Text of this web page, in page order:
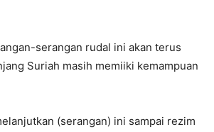
serangan rudal ini akan terus
Suriah masih memiiki kemampuan
(serangan) ini sampai rezim